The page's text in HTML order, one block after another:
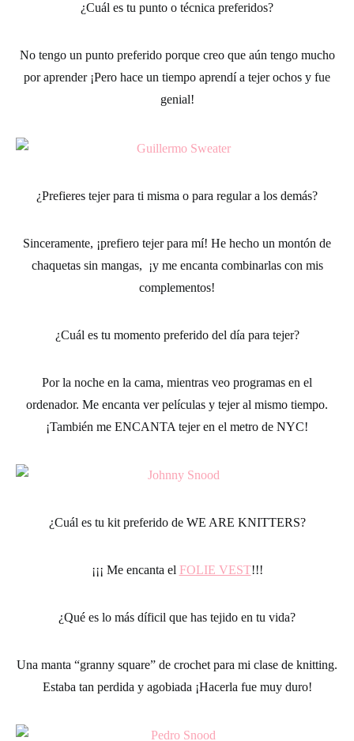
¿Cuál es tu punto o técnica preferidos?
No tengo un punto preferido porque creo que aún tengo mucho
por aprender ¡Pero hace un tiempo aprendí a tejer ochos y fue
genial!
¿Prefieres tejer para ti misma o para regular a los demás?
Sinceramente, ¡prefiero tejer para mí! He hecho un montón de
chaquetas sin mangas, ¡y me encanta combinarlas con mis
complementos!
¿Cuál es tu momento preferido del día para tejer?
Por la noche en la cama, mientras veo programas en el
ordenador. Me encanta ver películas y tejer al mismo tiempo.
¡También me ENCANTA tejer en el metro de NYC!
¿Cuál es tu kit preferido de WE ARE KNITTERS?
¡¡¡ Me encanta el FOLIE VEST!!!
¿Qué es lo más díficil que has tejido en tu vida?
Una manta “granny square” de crochet para mi clase de knitting.
Estaba tan perdida y agobiada ¡Hacerla fue muy duro!